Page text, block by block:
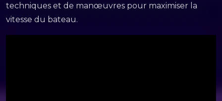
techniques et de manœuvres pour maximiser la
vitesse du bateau.